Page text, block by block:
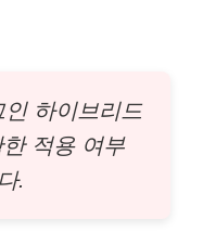
하이브리드
적용 여부
.